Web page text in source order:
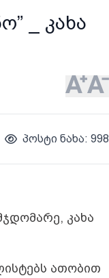
_ კახა
პოსტი ნახა: 998
კახა
ათობით